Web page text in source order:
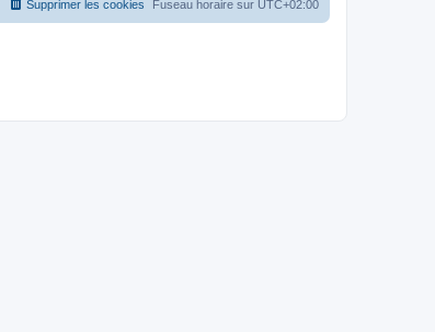
Fuseau horaire sur UTC+02:00
Supprimer les cookies